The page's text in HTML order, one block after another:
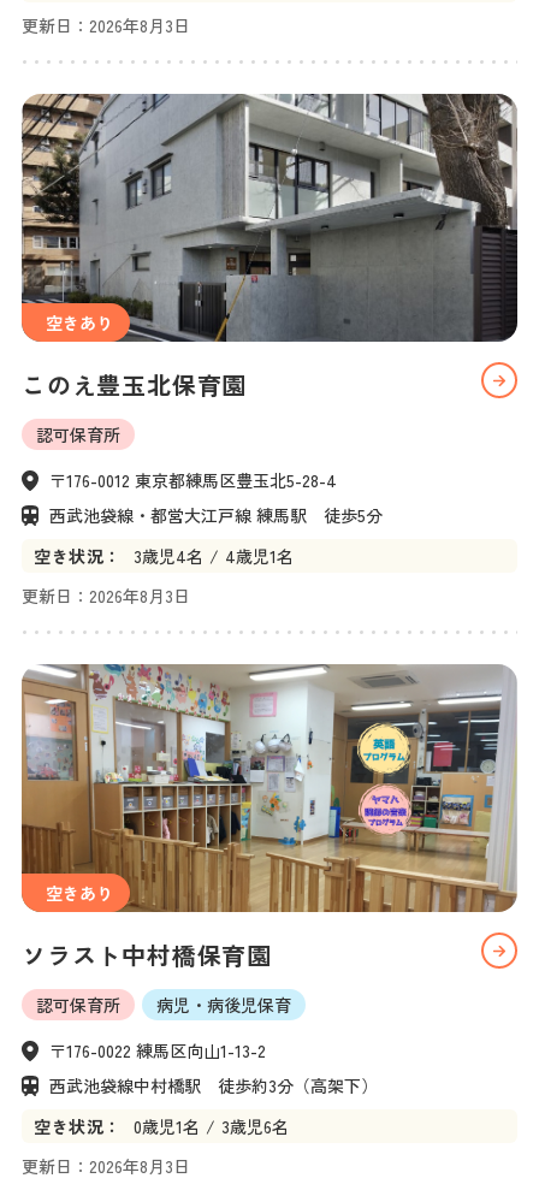
更新日： 2026年8月3日
空きあり
このえ豊玉北保育園
認可保育所
〒176-0012 東京都練馬区豊玉北5-28-4
西武池袋線・都営大江戸線 練馬駅　徒歩5分
空き状況：
3歳児4名 4歳児1名
更新日： 2026年8月3日
空きあり
ソラスト中村橋保育園
認可保育所
病児・病後児保育
〒176-0022 練馬区向山1-13-2
西武池袋線中村橋駅　徒歩約3分（高架下）
空き状況：
0歳児1名 3歳児6名
更新日： 2026年8月3日